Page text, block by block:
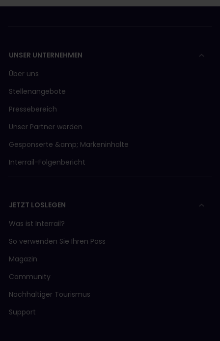
UNSER UNTERNEHMEN
Über uns
Stellenangebote
Pressebereich
Unser Partner werden
Gesponserte &amp; Markeninhalte
Interrail-Folgenbericht
JETZT LOSLEGEN
Was ist Interrail?
So verwenden Sie Ihren Pass
Magazin
Community
Nachhaltiger Tourismus
Support